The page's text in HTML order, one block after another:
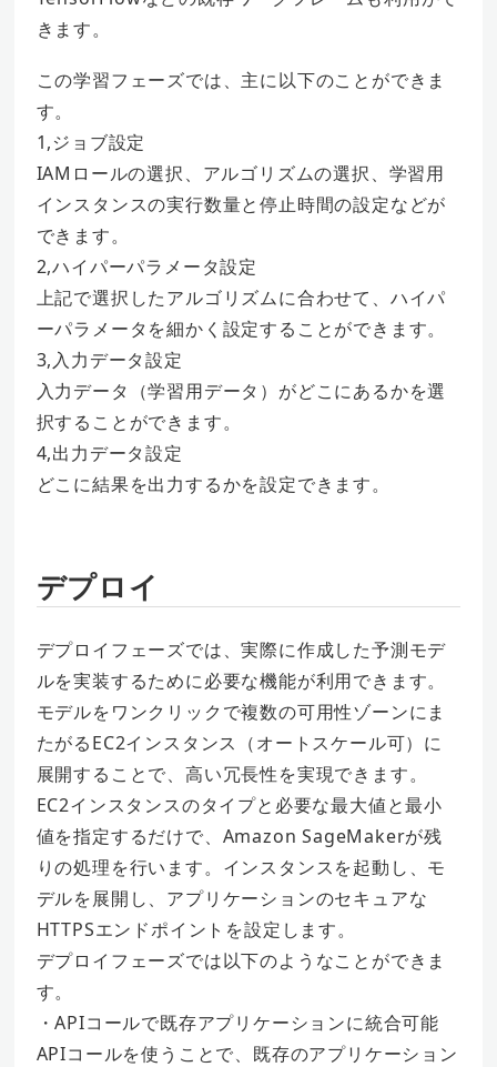
きます。
この学習フェーズでは、主に以下のことができま
す。
1,ジョブ設定
IAMロールの選択、アルゴリズムの選択、学習用
インスタンスの実行数量と停止時間の設定などが
できます。
2,ハイパーパラメータ設定
上記で選択したアルゴリズムに合わせて、ハイパ
ーパラメータを細かく設定することができます。
3,入力データ設定
入力データ（学習用データ）がどこにあるかを選
択することができます。
4,出力データ設定
どこに結果を出力するかを設定できます。
デプロイ
デプロイフェーズでは、実際に作成した予測モデ
ルを実装するために必要な機能が利用できます。
モデルをワンクリックで複数の可用性ゾーンにま
たがるEC2インスタンス（オートスケール可）に
展開することで、高い冗長性を実現できます。
EC2インスタンスのタイプと必要な最大値と最小
値を指定するだけで、Amazon SageMakerが残
りの処理を行います。インスタンスを起動し、モ
デルを展開し、アプリケーションのセキュアな
HTTPSエンドポイントを設定します。
デプロイフェーズでは以下のようなことができま
す。
・APIコールで既存アプリケーションに統合可能
APIコールを使うことで、既存のアプリケーション